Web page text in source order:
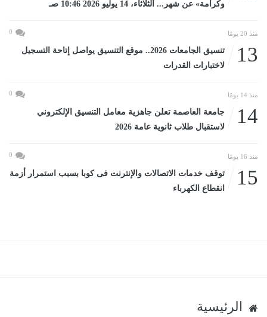
وكرامة» عن شهر... الثلاثاء، 14 يوليو 2026 10:46 صـ
منذ 20 يومًا 0
13
تنسيق الجامعات 2026.. موقع التنسيق يواصل إتاحة التسجيل
لاختبارات القدرات
منذ 14 يومًا 0
14
جامعة العاصمة تعلن جاهزية معامل التنسيق الإلكتروني
لاستقبال طلاب ثانوية عامة 2026
منذ 16 يومًا 0
15
توقف خدمات الاتصالات والإنترنت فى كوبا بسبب استمرار أزمة
انقطاع الكهرباء
الرئيسية